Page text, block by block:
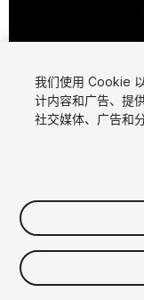
$8
增值税将在结算时计算
我们使用 Cookie
计内容和广告、提
社交媒体、广告和